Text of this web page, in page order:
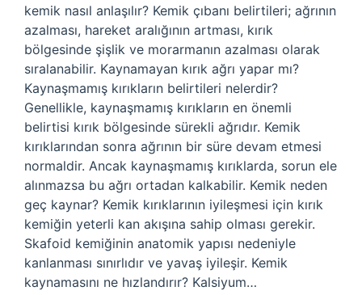
kemik nasıl anlaşılır? Kemik çıbanı belirtileri; ağrının
azalması, hareket aralığının artması, kırık
bölgesinde şişlik ve morarmanın azalması olarak
sıralanabilir. Kaynamayan kırık ağrı yapar mı?
Kaynaşmamış kırıkların belirtileri nelerdir?
Genellikle, kaynaşmamış kırıkların en önemli
belirtisi kırık bölgesinde sürekli ağrıdır. Kemik
kırıklarından sonra ağrının bir süre devam etmesi
normaldir. Ancak kaynaşmamış kırıklarda, sorun ele
alınmazsa bu ağrı ortadan kalkabilir. Kemik neden
geç kaynar? Kemik kırıklarının iyileşmesi için kırık
kemiğin yeterli kan akışına sahip olması gerekir.
Skafoid kemiğinin anatomik yapısı nedeniyle
kanlanması sınırlıdır ve yavaş iyileşir. Kemik
kaynamasını ne hızlandırır? Kalsiyum…